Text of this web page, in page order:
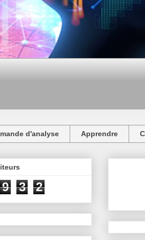
d'analyse Apprendre
9 3 2